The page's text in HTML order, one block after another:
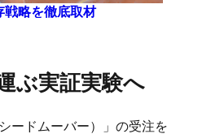
戦略を徹底取材
ぶ実証実験へ
ードムーバー）」の受注を